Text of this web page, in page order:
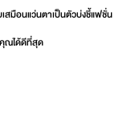
สมือนแว่นตาเป็นตัวบ่งชี้แฟชั่น
ณได้ดีที่สุด